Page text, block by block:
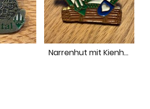
Narrenhut mit Kienholz